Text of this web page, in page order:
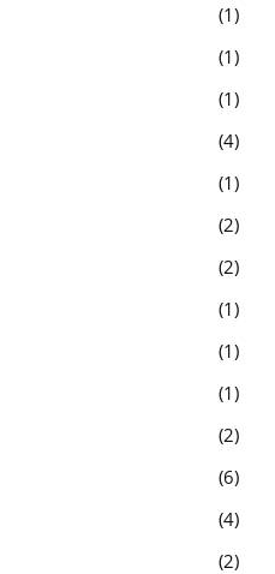
1
1
1
4
1
2
2
1
1
1
2
6
4
2